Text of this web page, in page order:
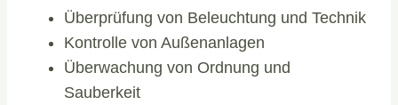
Überprüfung von Beleuchtung und Technik
Kontrolle von Außenanlagen
Überwachung von Ordnung und
Sauberkeit